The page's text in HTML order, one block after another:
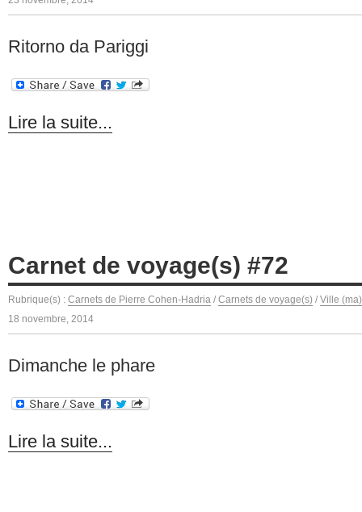
Ritorno da Pariggi
Lire la suite...
Carnet de voyage(s) #72
Rubrique(s) : Carnets de Pierre Cohen-Hadria / Carnets de voyage(s) / Ville
18 novembre, 2014
Dimanche le phare
Lire la suite...